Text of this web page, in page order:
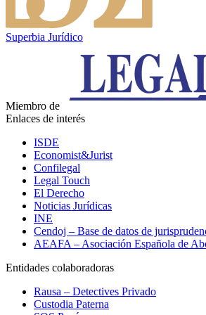
Superbia Jurídico
Miembro de
Enlaces de interés
ISDE
Economist&Jurist
Confilegal
Legal Touch
El Derecho
Noticias Jurídicas
INE
Cendoj – Base de datos de
AEAFA – Asociación Española de
Entidades colaboradoras
Rausa – Detectives Privado
Custodia Paterna